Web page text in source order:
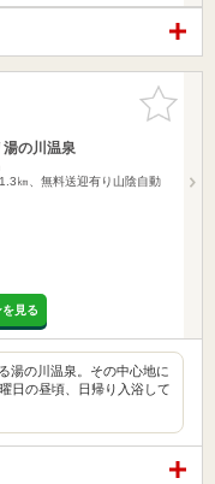
お気に入
りに追加
の川温泉
㎞、無料送迎有り山陰自動
見る
湯の川温泉。その中心地に
日の昼頃、日帰り入浴して